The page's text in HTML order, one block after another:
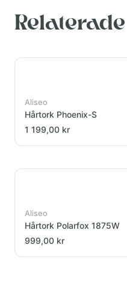
Aliseo
Hårtork Phoenix-S
1 199,00 kr
Aliseo
Hårtork Polarfox 1875W
999,00 kr